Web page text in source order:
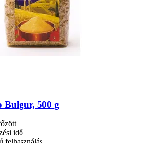
Bulgur, 500 g
idő
felhasználás